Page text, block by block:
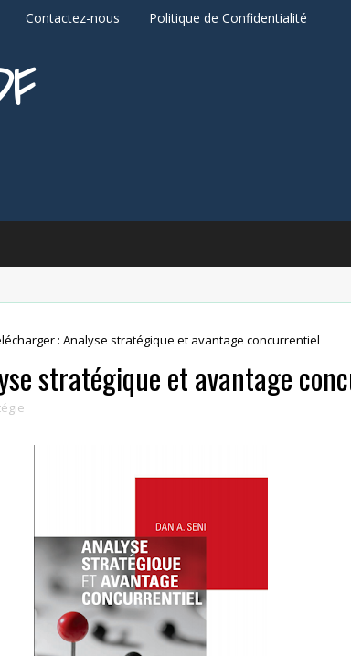
Contactez-nous Politique de Confidentialité
: Analyse stratégique et avantage concurrentiel
stratégique et avantage